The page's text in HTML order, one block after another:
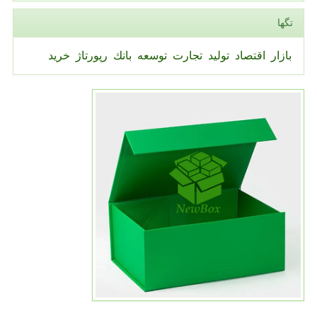
تگها
بازار اقتصاد تولید تجارت توسعه بانك رپورتاژ خرید